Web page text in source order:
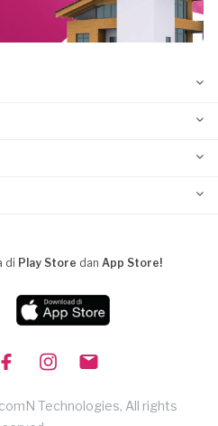
di Play Store dan App Store!
Technologies, All rights